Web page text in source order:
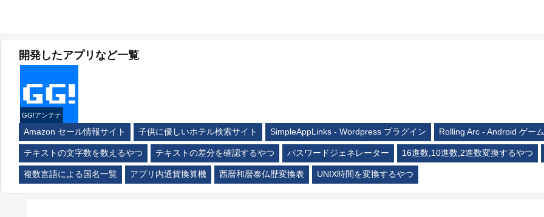
開発したアプリなど一覧
GG!アンテナ
Amazon セール情報サイト 子供に優しいホテル検索サイト SimpleAppLinks - Wordpress プラグイン Rolling Arc - Android ゲーム
テキストの文字数を数えるやつ テキストの差分を確認するやつ パスワードジェネレーター 16進数,10進数,2進数変換するやつ
複数言語による国名一覧 アプリ内通貨換算機 西暦和暦泰仏歴変換表 UNIX時間を変換するやつ